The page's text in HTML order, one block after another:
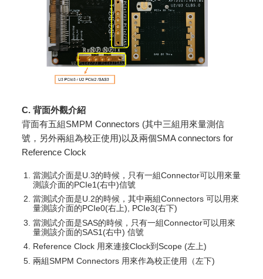
C. 背面外觀介紹
背面有五組SMPM Connectors (其中三組用來量測信
號，另外兩組為校正使用)以及兩個SMA connectors for
Reference Clock
當測試介面是U.3的時候，只有一組Connector可以用來量
測該介面的PCIe1(右中)信號
當測試介面是U.2的時候，其中兩組Connectors 可以用來
量測該介面的PCIe0(右上), PCIe3(右下)
當測試介面是SAS的時候，只有一組Connector可以用來
量測該介面的SAS1(右中) 信號
Reference Clock 用來連接Clock到Scope (左上)
兩組SMPM Connectors 用來作為校正使用（左下)